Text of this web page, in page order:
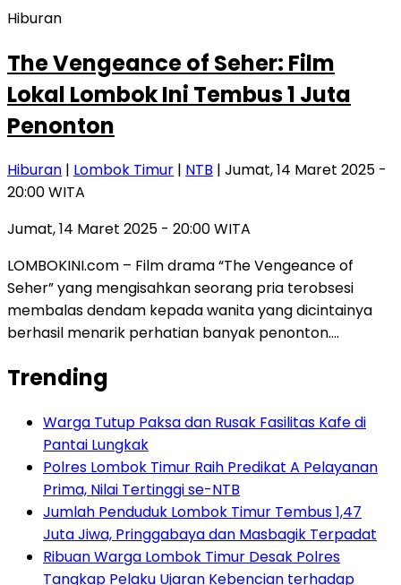
Hiburan
The Vengeance of Seher: Film
Lokal Lombok Ini Tembus 1 Juta
Penonton
Hiburan | Lombok Timur | NTB | Jumat, 14 Maret 2025 -
20:00 WITA
Jumat, 14 Maret 2025 - 20:00 WITA
LOMBOKINI.com – Film drama “The Vengeance of
Seher” yang mengisahkan seorang pria terobsesi
membalas dendam kepada wanita yang dicintainya
berhasil menarik perhatian banyak penonton….
Trending
Warga Tutup Paksa dan Rusak Fasilitas Kafe di
Pantai Lungkak
Polres Lombok Timur Raih Predikat A Pelayanan
Prima, Nilai Tertinggi se-NTB
Jumlah Penduduk Lombok Timur Tembus 1,47
Juta Jiwa, Pringgabaya dan Masbagik Terpadat
Ribuan Warga Lombok Timur Desak Polres
Tangkap Pelaku Ujaran Kebencian terhadap